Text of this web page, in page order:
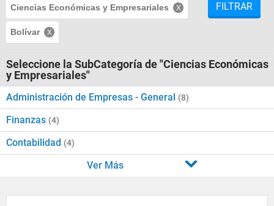
Ciencias Económicas y Empresariales
Bolívar
FILTRAR
Seleccione la SubCategoría de "Ciencias Económicas
y Empresariales"
Administración de Empresas - General (8)
Finanzas (4)
Contabilidad (4)
Ver Más